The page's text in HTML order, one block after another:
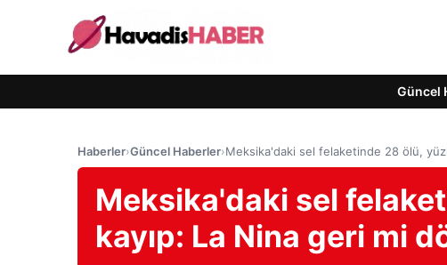
Güncel
Haberler›Güncel Haberler›Meksika'daki sel felaketinde 28 ölü,
Meksika'daki sel
kayıp: La Nina geri mi